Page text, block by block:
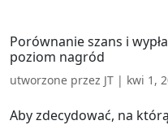
Porównanie szans i
poziom nagród
utworzone przez JT | kwi 1,
Aby zdecydować, na